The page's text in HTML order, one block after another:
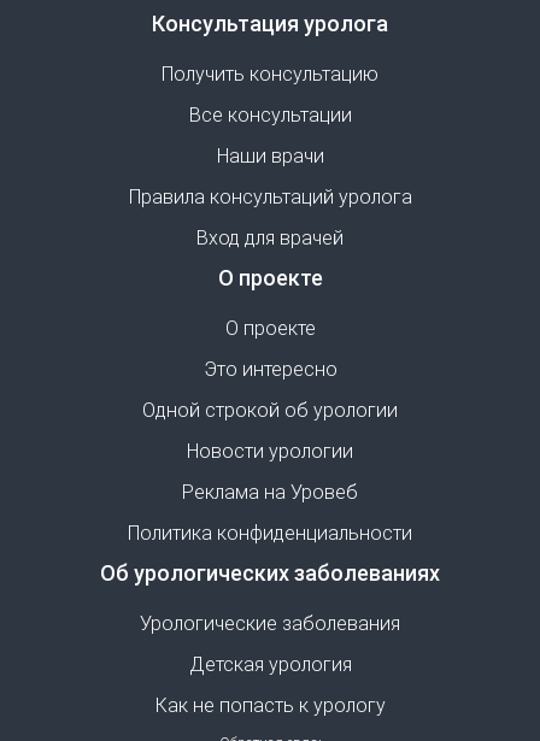
Консультация уролога
Получить консультацию
Все консультации
Наши врачи
Правила консультаций уролога
Вход для врачей
О проекте
О проекте
Это интересно
Одной строкой об урологии
Новости урологии
Реклама на Уровеб
Политика конфиденциальности
Об урологических заболеваниях
Урологические заболевания
Детская урология
Как не попасть к урологу